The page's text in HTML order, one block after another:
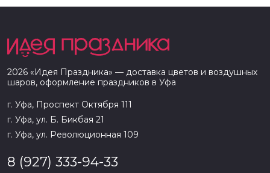
2026 «Идея Праздника» — доставка цветов и воздушных
шаров, оформление праздников в Уфа
г. Уфа, Проспект Октября 111
г. Уфа, ул. Б. Бикбая 21
г. Уфа, ул. Революционная 109
8 (927) 333-94-33